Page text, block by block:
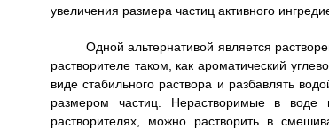
увеличения размера частиц активного
Одной альтернативой является
растворителе таком, как ароматический
виде стабильного раствора и разбавлять
размером частиц. Нерастворимые в
растворителях, можно растворить в